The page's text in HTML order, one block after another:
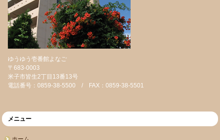
ゆうゆう壱番館よなご
〒683-0003
米子市皆生2丁目13番13号
電話番号：0859-38-5500 / FAX：0859-38-5501
メニュー